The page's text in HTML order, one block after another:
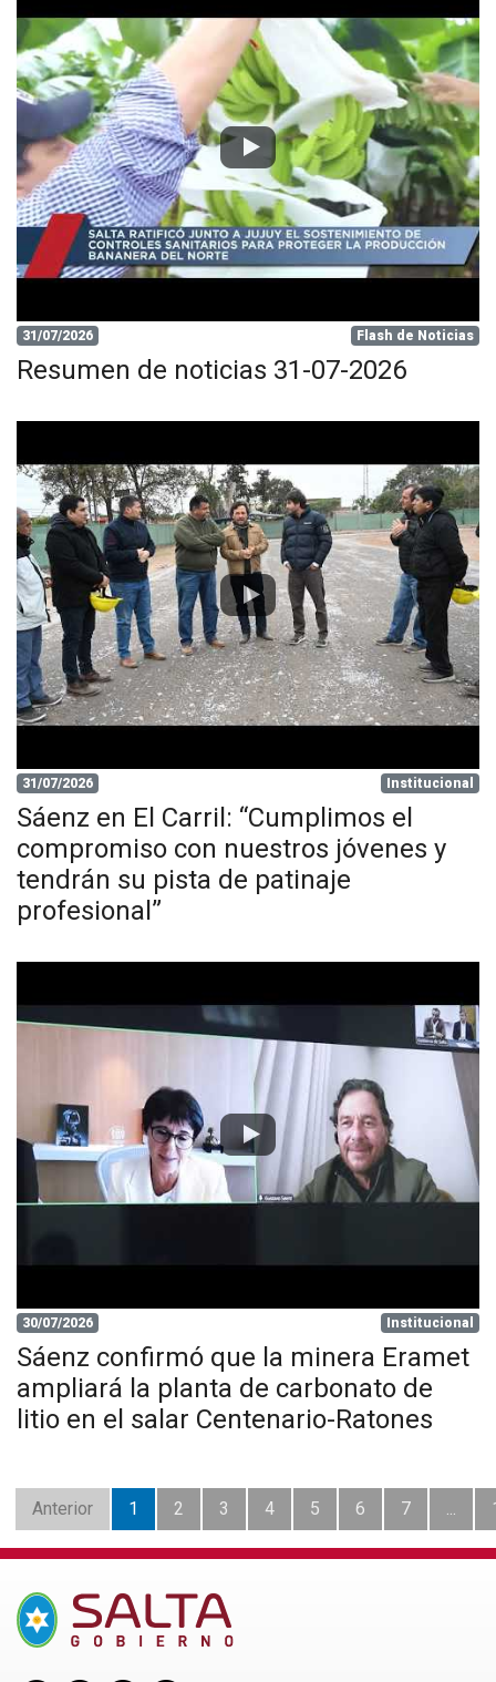
31/07/2026 Flash de Noticias
Resumen de noticias 31-07-2026
31/07/2026 Institucional
Sáenz en El Carril: “Cumplimos el
compromiso con nuestros jóvenes y
tendrán su pista de patinaje
profesional”
30/07/2026 Institucional
Sáenz confirmó que la minera Eramet
ampliará la planta de carbonato de
litio en el salar Centenario-Ratones
Anterior 1 2 3 4 5 6 7 ...